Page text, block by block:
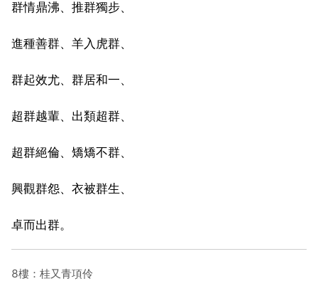
群情鼎沸、推群獨步、
進種善群、羊入虎群、
群起效尤、群居和一、
超群越輩、出類超群、
超群絕倫、矯矯不群、
興觀群怨、衣被群生、
卓而出群。
8樓：桂又青項伶